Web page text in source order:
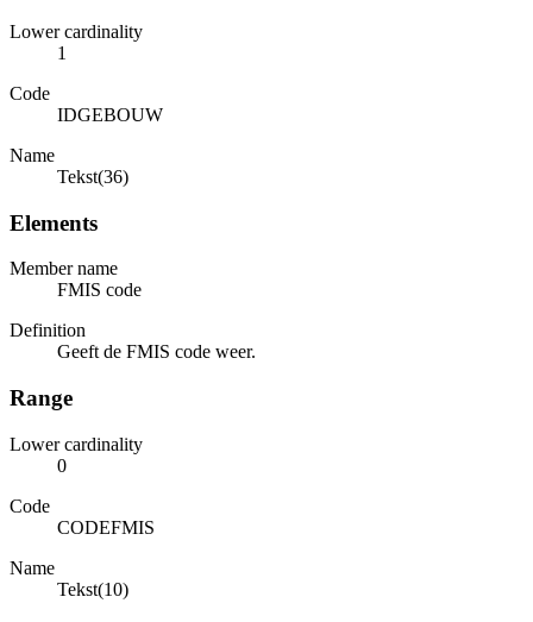
Lower cardinality
1
Code
IDGEBOUW
Name
Tekst(36)
Elements
Member name
FMIS code
Definition
Geeft de FMIS code weer.
Range
Lower cardinality
0
Code
CODEFMIS
Name
Tekst(10)